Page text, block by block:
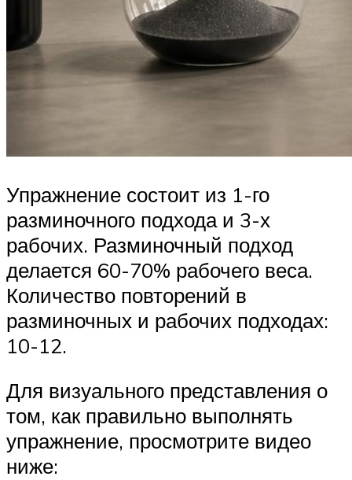
Упражнение состоит из 1-го
разминочного подхода и 3-х
рабочих. Разминочный подход
делается 60-70% рабочего веса.
Количество повторений в
разминочных и рабочих подходах:
10-12.
Для визуального представления о
том, как правильно выполнять
упражнение, просмотрите видео
ниже: